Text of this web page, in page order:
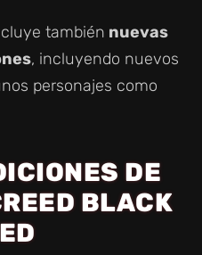
también nuevas
, incluyendo nuevos
personajes como
DE
BLACK